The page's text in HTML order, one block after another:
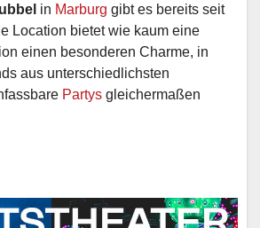
in Marburg gibt es bereits seit
Location bietet wie kaum eine
einen besonderen Charme, in
aus unterschiedlichsten
Partys gleichermaßen